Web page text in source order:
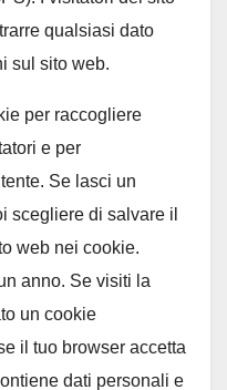
qualsiasi dato
sul sito web.
per raccogliere
e per
Se lasci un
scegliere di salvare il
web nei cookie.
anno. Se visiti la
un cookie
il tuo browser accetta
dati personali e